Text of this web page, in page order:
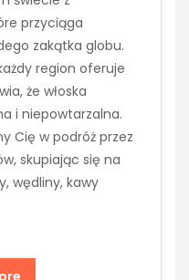
przyciąga
zakątka globu.
region oferuje
że włoska
i niepowtarzalna.
Cię w podróż przez
skupiając się na
wędliny, kawy